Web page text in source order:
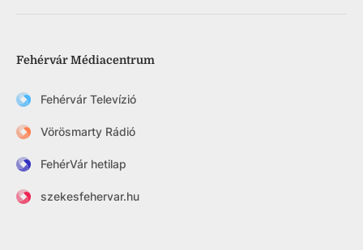
Fehérvár Médiacentrum
Fehérvár Televízió
Vörösmarty Rádió
FehérVár hetilap
szekesfehervar.hu